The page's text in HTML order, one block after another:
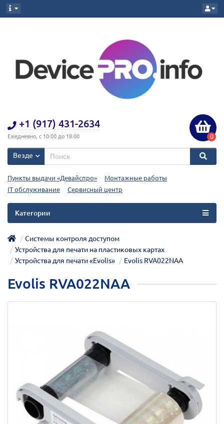
+1 (917) 431-2634
Ежедневно, с 10:00 до 18:00 0
Везде
Пункты выдачи «Девайспро»
Монтажные работы
IT обслуживание
Сервисный центр
Категории
Системы контроля доступом
Устройства для печати на пластиковых картах
Устройства для печати «Evolis»
Evolis RVA022NAA
Evolis RVA022NAA